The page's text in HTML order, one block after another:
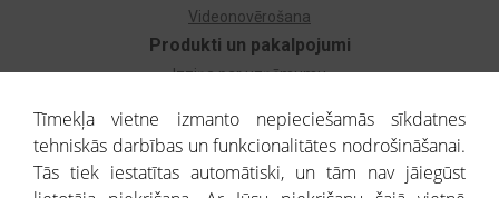
Produkti un pakalpojumi
Izziņa par uzņēmumu
Dzimtas koks
Uzņēmumu atlase
Monitorings
Videonovērošana
Tīmekļa vietne izmanto nepieciešamās sīkdatnes
tehniskās darbības un funkcionalitātes nodrošināšanai.
Tās tiek iestatītas automātiski, un tām nav jāiegūst